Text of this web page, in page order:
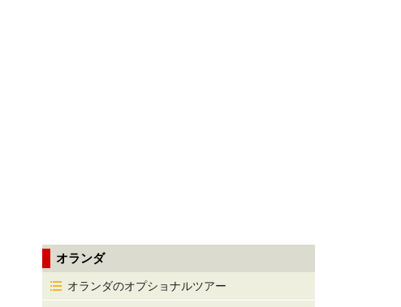
オランダ
オランダのオプショナルツアー